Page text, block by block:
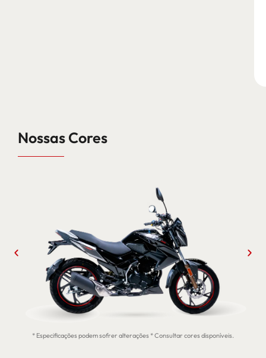
Nossas Cores
* Especificações podem sofrer alterações * Consultar cores disponíveis.